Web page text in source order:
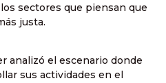
sectores que piensan que
justa.
analizó el escenario donde
sus actividades en el